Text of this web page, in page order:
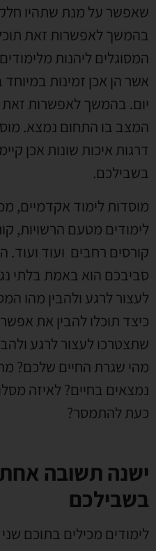
שאפשר על מנת שתהיו
בהמשך לאפשרות זאת
המסוגלים ליהנות
אשר הן אכן זמינות
יום. בהמשך לאפשרות זאת
המצב בו התחום נמצא.
דרגות איכות שונות אכן
בשבילכם.
מוסדות לימוד אקדמיים,
לימודים מטעם הרשויות,
קורסים רחבים ועוד
סביבכם הוא באמת בלתי
לעצור לרגע ולהבין מהו
כיצד תוכלו להבין את
שתצטרכו לעצור לרגע
מהי שגרת החיים שלכם?
נמצאים בחיים? לאיזה
כעת להתמסר?
ישנה תשובה
בשבילכם
לימודים מכילים בתוכם